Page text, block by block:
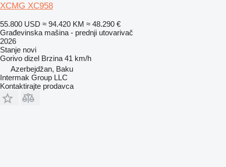
XCMG XC958
55.800 USD ≈ 94.420 KM ≈ 48.290 €
Građevinska mašina - prednji utovarivač
2026
Stanje novi
Gorivo dizel Brzina 41 km/h
Azerbejdžan, Baku
Intermak Group LLC
Kontaktirajte prodavca